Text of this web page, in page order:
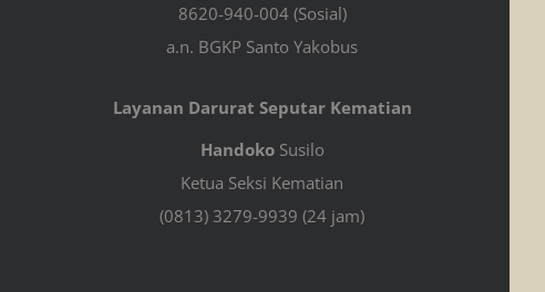
8620-940-004 (Sosial)
a.n. BGKP Santo Yakobus
Layanan Darurat Seputar Kematian
HandokoSusilo
Ketua Seksi Kematian
(0813) 3279-9939 (24 jam)